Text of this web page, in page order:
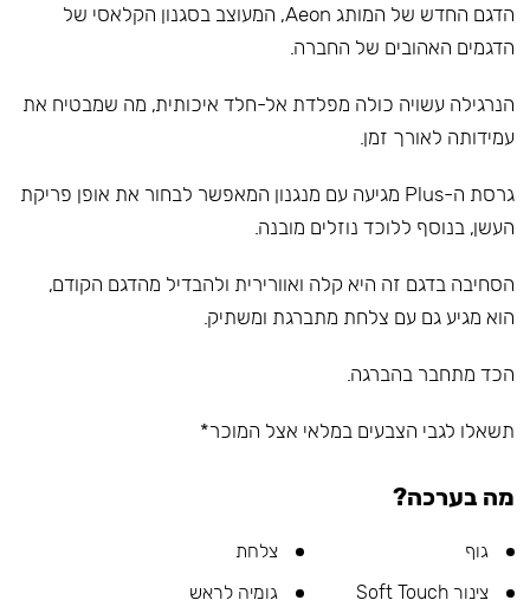
הדגם החדש של המותג Aeon, המעוצב בסגנון הקלאסי של
הדגמים האהובים של החברה.
הנרגילה עשויה כולה מפלדת אל-חלד איכותית, מה שמבטיח את
עמידותה לאורך זמן.
גרסת ה-Plus מגיעה עם מנגנון המאפשר לבחור את אופן פריקת
העשן, בנוסף ללוכד נוזלים מובנה.
הסחיבה בדגם זה היא קלה ואוורירית ולהבדיל מהדגם הקודם,
הוא מגיע גם עם צלחת מתברגת ומשתיק.
הכד מתחבר בהברגה.
תשאלו לגבי הצבעים במלאי אצל המוכר*
מה בערכה?
גוף
צלחת
צינור Soft Touch
גומיה לראש